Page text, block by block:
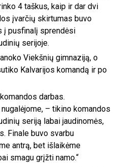
4 taškus, kaip ir dar dvi
įvarčių skirtumas buvo
į pusfinalį sprendėsi
serijoje.
Viekšnių gimnaziją, o
Kalvarijos komandą ir po
darbas.
– tikino komandos
seriją labai jaudinomės,
Finale buvo svarbu
antrą, bet išlaikėme
smagu grįžti namo.“